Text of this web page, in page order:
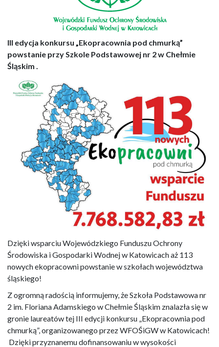
III edycja konkursu „Ekopracownia pod chmurką”
powstanie przy Szkole Podstawowej nr 2 w Chełmie
Śląskim .
Dzięki wsparciu Wojewódzkiego Funduszu Ochrony
Środowiska i Gospodarki Wodnej w Katowicach aż 113
nowych ekopracowni powstanie w szkołach województwa
śląskiego!
Z ogromną radością informujemy, że Szkoła Podstawowa nr
2 im. Floriana Adamskiego w Chełmie Śląskim znalazła się w
gronie laureatów tej III edycji konkursu „Ekopracownia pod
chmurką”, organizowanego przezWFOŚiGWw Katowicach!
Dzięki przyznanemu dofinansowaniu w wysokości